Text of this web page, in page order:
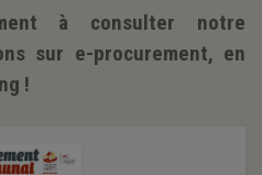
à consulter notre
sur e-procurement, en
!